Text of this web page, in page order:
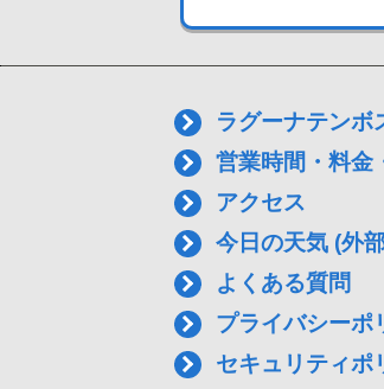
ラグーナテンボ
営業時間・料金
アクセス
今日の天気 (外
よくある質問
プライバシーポ
セキュリティポ